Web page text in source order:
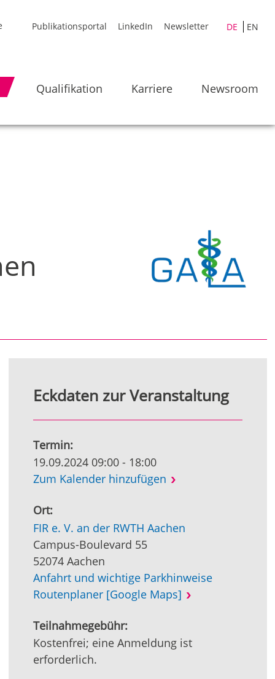
Publikationsportal LinkedIn Newsletter DE EN
Qualifikation Karriere Newsroom
Eckdaten zur Veranstaltung
Termin:
19.09.2024 09:00 - 18:00
Zum Kalender hinzufügen
Ort:
FIR e. V. an der RWTH Aachen
Campus-Boulevard 55
52074 Aachen
Anfahrt und wichtige Parkhinweise
Routenplaner [Google Maps]
Teilnahmegebühr:
Kostenfrei; eine Anmeldung ist
erforderlich.